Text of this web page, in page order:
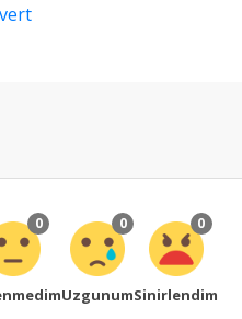
0 0
Uzgunum
0
Sinirlendim